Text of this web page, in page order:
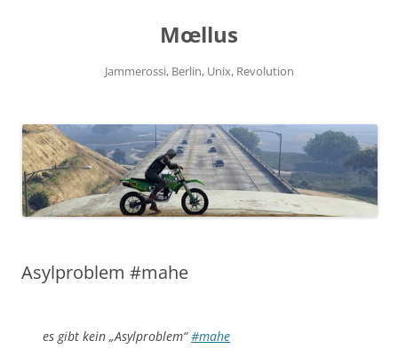
Mœllus
Jammerossi, Berlin, Unix, Revolution
Asylproblem #mahe
es gibt kein „Asylproblem“#mahe